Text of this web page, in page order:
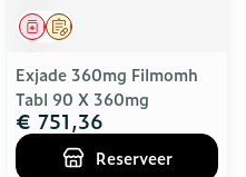
Op voorschrift
Geneesmiddel
Exjade 360mg Filmomh
Tabl 90 X 360mg
€ 751,36
Reserveer